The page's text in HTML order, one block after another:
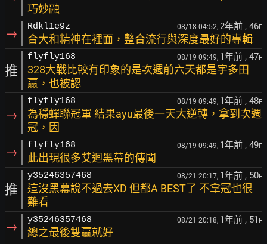
巧妙融
→ Rdkl1e9z 08/18 04:52, 2年前 , 46F
合大和精神在裡面，整合流行與深度最好的專輯
推
flyfly168 08/19 09:49, 1年前 , 47F
328大戰比較有印象的是次週前六天都是宇多田
贏，也被認
→
flyfly168 08/19 09:49, 1年前 , 48F
為穩蟬聯冠軍 結果ayu最後一天大逆轉，拿到次週
冠，因
→ flyfly168 08/19 09:49, 1年前 , 49F
此出現很多艾迴黑幕的傳聞
推
y35246357468 08/21 20:17, 1年前 , 50F
這沒黑幕說不過去XD 但都A BEST了 不拿冠也很
難看
→ y35246357468 08/21 20:18, 1年前 , 51 F
總之最後雙贏就好